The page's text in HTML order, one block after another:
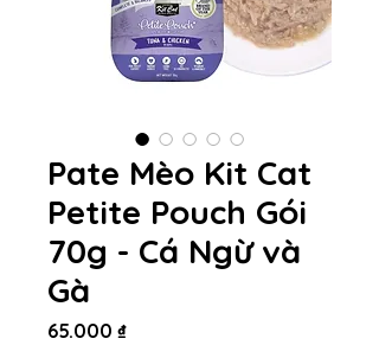
Pate Mèo Kit Cat
Petite Pouch Gói
70g - Cá Ngừ và
Gà
65.000 ₫Giá